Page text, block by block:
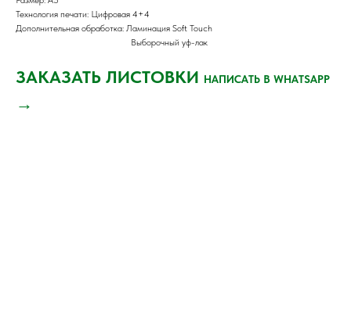
Технология печати: Цифровая 4+4
Дополнительная обработка: Ламинация Soft Touch
Выборочный уф-лак
ЗАКАЗАТЬ ЛИСТОВКИ НАПИСАТЬ В WHATSAPP
→